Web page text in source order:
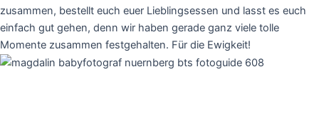
zusammen, bestellt euch euer Lieblingsessen und lasst es euch
einfach gut gehen, denn wir haben gerade ganz viele tolle
Momente zusammen festgehalten. Für die Ewigkeit!